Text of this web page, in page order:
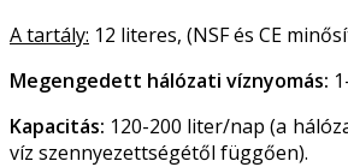
A tartály: 12 literes, (NSF és CE
Megengedett hálózati víznyomás:
Kapacitás: 120-200 liter/nap (a
víz szennyezettségétől függően).